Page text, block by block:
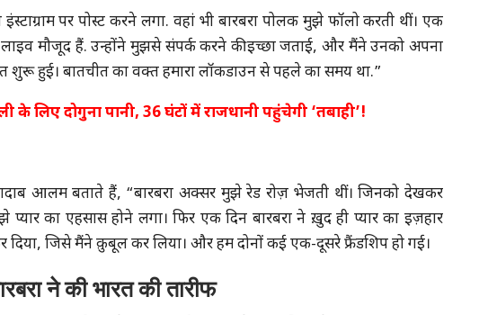
पर पोस्ट करने लगा. वहां भी बारबरा पोलक मुझे फॉलो करती थीं। एक
लाइव मौजूद हैं. उन्होंने मुझसे संपर्क करने की इच्छा जताई, और मैंने उनको अपना
शुरू हुई। बातचीत का वक्त हमारा लॉकडाउन से पहले का समय था.”
लिए दोगुना पानी, 36 घंटों में राजधानी पहुंचेगी ‘तबाही’!
आलम बताते हैं, “बारबरा अक्सर मुझे रेड रोज़ भेजती थीं। जिनको देखकर
प्यार का एहसास होने लगा। फिर एक दिन बारबरा ने ख़ुद ही प्यार का इज़हार
दिया, जिसे मैंने क़ुबूल कर लिया। और हम दोनों कई एक-दूसरे फ्रैंडशिप हो गई।
ने की भारत की तारीफ